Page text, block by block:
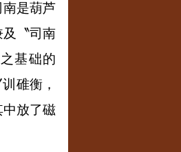
是葫芦
〝司南
基础的
碓衡，
放了磁